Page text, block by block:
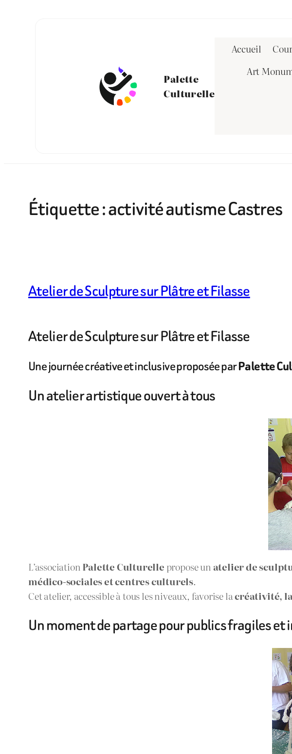
Palette
Culturelle
Accueil
Art
Étiquette :activité autisme Castres
Atelier de Sculpture sur Plâtre et Filasse
Atelier de Sculpture sur Plâtre et Filasse
Une journée créative et inclusive proposée parPalette
Un atelier artistique ouvert à tous
L’association Palette Culturelle propose un atelier de
médico-sociales et centres culturels.
Cet atelier, accessible à tous les niveaux, favorise lacréativité,
Un moment de partage pour publics fragiles